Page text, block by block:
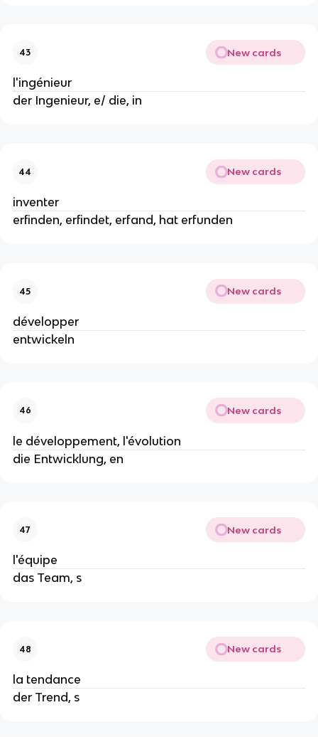
43 New cards
l'ingénieur
der Ingenieur, e/ die, in
44 New cards
inventer
erfinden, erfindet, erfand, hat erfunden
45 New cards
développer
entwickeln
46 New cards
le développement, l'évolution
die Entwicklung, en
47 New cards
l'équipe
das Team, s
48 New cards
la tendance
der Trend, s